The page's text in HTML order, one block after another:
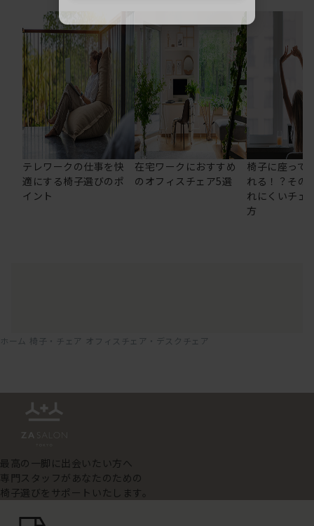
テレワークの仕事を快
適にする椅子選びのポ
イント
在宅ワークにおすすめ
のオフィスチェア5選
椅子に座って
れる！？その
れにくいチェ
方
ホーム 椅子・チェア オフィスチェア・デスクチェア
最高の一脚に出会いたい方へ
専門スタッフがあなたのための
椅子選びをサポートいたします。